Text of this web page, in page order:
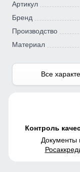
Артикул
Бренд
Производство
Материал
Все
Контроль
Документы